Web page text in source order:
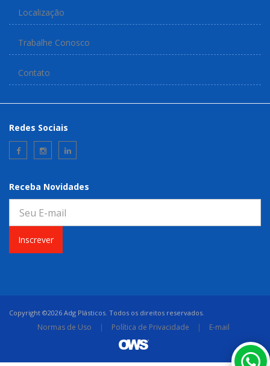
Localização
Trabalhe Conosco
Contato
Redes Sociais
Receba Novidades
Inscrever
Copyright ©2026 Adg Plásticos. Todos os direitos reservados.
Normas de Uso | Política de Privacidade | E-mail